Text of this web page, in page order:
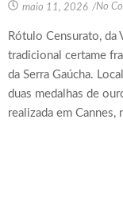
maio 11, 2026 /No
Rótulo Censurato,
tradicional certame
da Serra Gaúcha.
duas medalhas de
realizada em Cannes,